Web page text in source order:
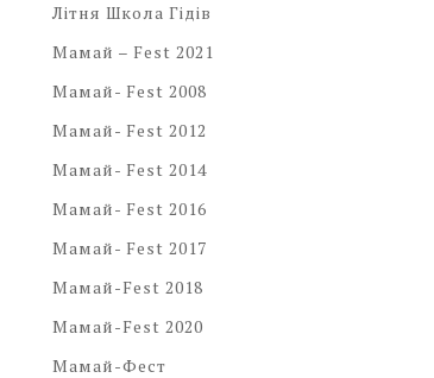
Літня Школа Гідів
Мамай – Fest 2021
Мамай- Fest 2008
Мамай- Fest 2012
Мамай- Fest 2014
Мамай- Fest 2016
Мамай- Fest 2017
Мамай-Fest 2018
Мамай-Fest 2020
Мамай-Фест